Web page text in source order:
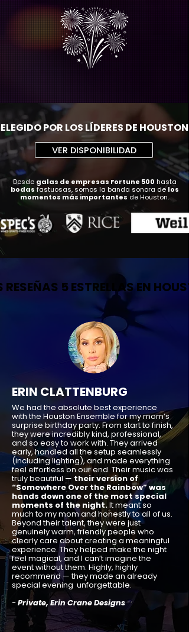
ELEGIDO POR LOS LÍDERES DE HOUSTON
VER DISPONIBILIDAD
Desde galas de empresas Fortune 500 hasta
bodas fastuosas, somos la banda sonora delos
momentos más importantes de Houston.
5 ESTRELLAS EN
5 ESTRELLAS EN
ERIN CLATTENBURG
We had the absolute best experience
with the Houston Ensemble for my mom’s
surprise birthday party. From start to finish,
they were incredibly kind, professional,
and so easy to work with. They arrived
early, handled all the setup seamlessly
(including lighting), and made everything
feel effortless on our end. Their music was
truly beautiful — their version of
“Somewhere Over the Rainbow” was
hands down one of the most special
moments of the night.It meant so
much to my mom and honestly to all of us.
Beyond their talent, they were just
genuinely warm, friendly people who
clearly care about creating a meaningful
experience. They helped make the night
feel magical, and I can’t imagine the
event without them. Highly, highly
recommend — they made an already
special evening unforgettable.
-Private, Erin Crane Designs